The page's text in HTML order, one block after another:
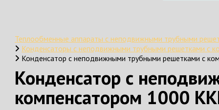
Теплообменные аппараты с неподвижными трубными
Конденсаторы с неподвижными трубными решетками с
Конденсатор с неподвижными трубными решетками с
Конденсатор с
компенсатором 1000